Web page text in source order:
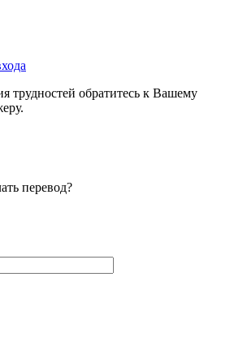
трудностей обратитесь к Вашему
перевод?